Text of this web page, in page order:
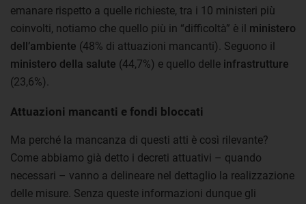
emanare rispetto a quelle richieste, tra i 10 ministeri più
coinvolti, notiamo che quello più in “difficoltà” è il ministero
dell’ambiente (48% di attuazioni mancanti). Seguono il
ministero della salute (44,7%) e quello delle infrastrutture
(23,6%).
Attuazioni mancanti e fondi bloccati
Ma perché la mancanza di questi atti è così rilevante?
Come abbiamo già detto i decreti attuativi – quando
necessari – vanno a delineare nel dettaglio la realizzazione
delle misure. Senza queste informazioni dunque gli